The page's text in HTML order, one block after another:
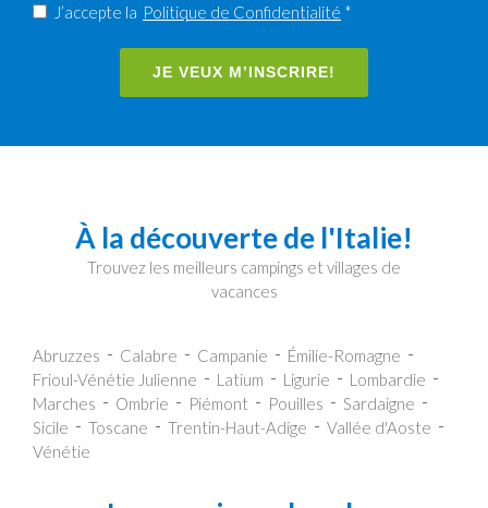
J’accepte la Politique de Confidentialité *
JE VEUX M’INSCRIRE!
À la découverte de l'Italie!
Trouvez les meilleurs campings et villages de
vacances
Abruzzes Calabre Campanie
Émilie-Romagne
Frioul-Vénétie Julienne
Latium Ligurie
Lombardie
Marches
Ombrie Piémont Pouilles
Sardaigne
Sicile
Toscane Trentin-Haut-Adige
Vallée d'Aoste
Vénétie